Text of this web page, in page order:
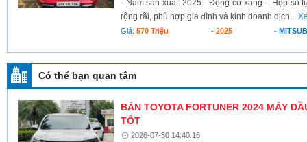
- Năm sản xuất: 2025 - Động cơ xăng – Hộp số
rộng rãi, phù hợp gia đình và kinh doanh dịch...
Giá:570 Triệu - 2025 -
Có thể bạn quan tâm
BÁN TOYOTA FORTUNER 2024 MÁY
TỐT
2026-07-30 14:40:16